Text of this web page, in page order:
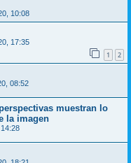
10:08
17:35
1 2
08:52
muestran lo
la imagen